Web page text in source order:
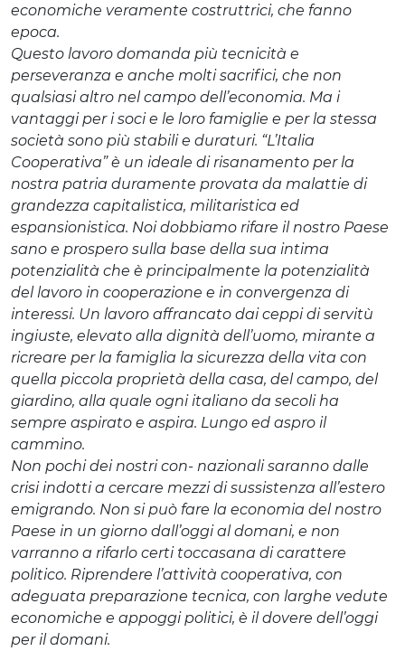
economiche veramente costruttrici, che fanno
epoca.
Questo lavoro domanda più tecnicità e
perseveranza e anche molti sacrifici, che non
qualsiasi altro nel campo dell’economia. Ma i
vantaggi per i soci e le loro famiglie e per la stessa
società sono più stabili e duraturi. “L’Italia
Cooperativa” è un ideale di risanamento per la
nostra patria duramente provata da malattie di
grandezza capitalistica, militaristica ed
espansionistica. Noi dobbiamo rifare il nostro Paese
sano e prospero sulla base della sua intima
potenzialità che è principalmente la potenzialità
del lavoro in cooperazione e in convergenza di
interessi. Un lavoro affrancato dai ceppi di servitù
ingiuste, elevato alla dignità dell’uomo, mirante a
ricreare per la famiglia la sicurezza della vita con
quella piccola proprietà della casa, del campo, del
giardino, alla quale ogni italiano da secoli ha
sempre aspirato e aspira. Lungo ed aspro il
cammino.
Non pochi dei nostri con- nazionali saranno dalle
crisi indotti a cercare mezzi di sussistenza all’estero
emigrando. Non si può fare la economia del nostro
Paese in un giorno dall’oggi al domani, e non
varranno a rifarlo certi toccasana di carattere
politico. Riprendere l’attività cooperativa, con
adeguata preparazione tecnica, con larghe vedute
economiche e appoggi politici, è il dovere dell’oggi
per il domani.